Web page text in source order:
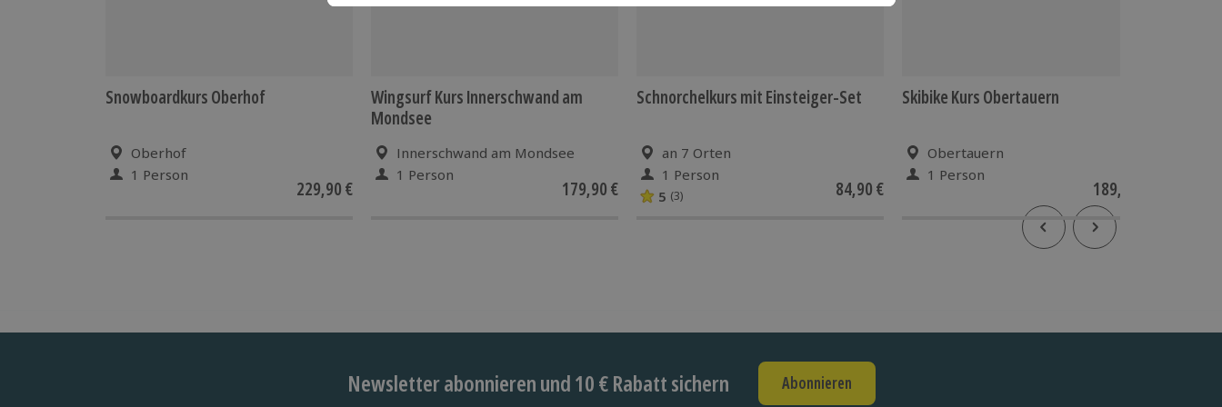
Snowboardkurs Oberhof
Oberhof
1 Person
229,90 €
Wingsurf Kurs Innerschwand am
Mondsee
Innerschwand am Mondsee
1 Person
179,90 €
Schnorchelkurs mit Einsteiger-Set
an 7 Orten
1 Person
5 (3) 84,90 €
Skibike Kurs Obertauern
Obertauern
1 Person
189,90 €
Newsletter abonnieren und 10 € Rabatt sichern Abonnieren